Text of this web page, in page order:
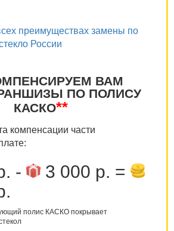
преимуществах замены по
России
ВАМ
ПО ПОЛИСУ
КАСКО**
компенсации части
-
3 000 р. =
полис КАСКО покрывает